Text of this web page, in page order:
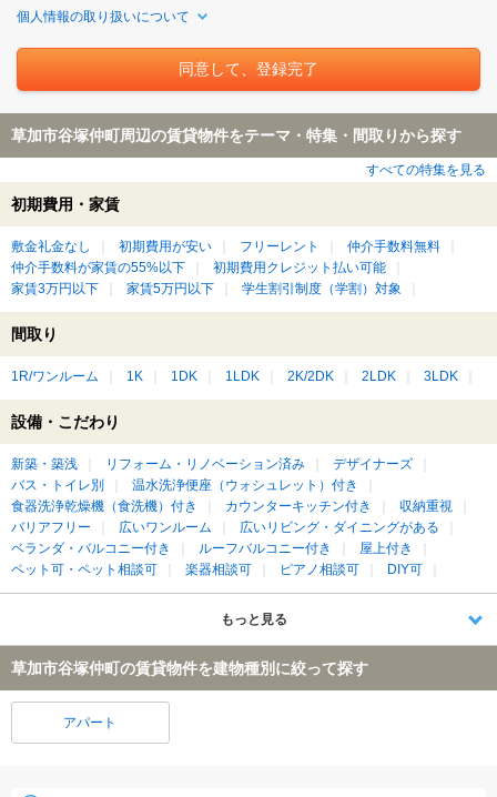
個人情報の取り扱いについて
草加市谷塚仲町周辺の賃貸物件をテーマ・特集・間取りから探す
すべての特集を見る
初期費用・家賃
敷金礼金なし 初期費用が安い フリーレント
仲介手数料無料
仲介手数料が家賃の55%以下
初期費用クレジット払い可能
家賃3万円以下
家賃5万円以下 学生割引制度（学割）対象
間取り
1R/ワンルーム 1K 1DK 1LDK 2K/2DK 2LDK 3LDK
設備・こだわり
新築・築浅 リフォーム・リノベーション済み
デザイナーズ
バス・トイレ別
温水洗浄便座（ウォシュレット）付き
食器洗浄乾燥機（食洗機）付き
カウンターキッチン付き
収納重視
バリアフリー
広いワンルーム
広いリビング・ダイニングがある
ベランダ・バルコニー付き
ルーフバルコニー付き
屋上付き
ペット可・ペット相談可
楽器相談可 ピアノ相談可 DIY可
もっと見る
草加市谷塚仲町の賃貸物件を建物種別に絞って探す
アパート